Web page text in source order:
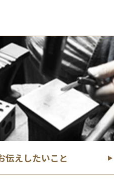
伝えしたいこと